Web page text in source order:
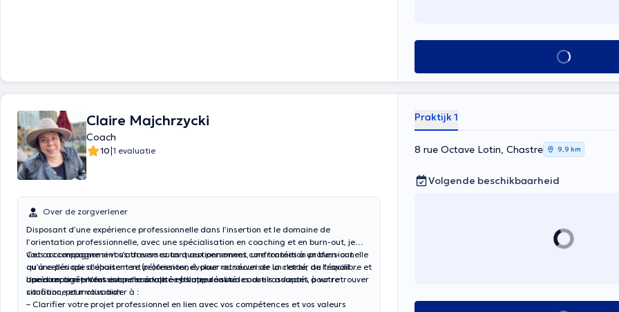
Alles zien
Claire Majchrzycki
Coach
10|1 evaluatie
Over de zorgverlener
Disposant d’une expérience professionnelle dans l’insertion et le domaine de
l’orientation professionnelle, avec une spécialisation en coaching et en burn-out, je
vous accompagne si vous traversez un questionnement, une transition professionnelle
ou une période d’épuisement professionnel, pour retrouver de la clarté, de l’équilibre et
une direction professionnelle adaptée à votre réalité.
Cet accompagnement s’adresse autant aux personnes confrontées à un burn-out
qu’à celles qui souhaitent se (ré)orienter, évoluer ou sécuriser un retour au travail
après un arrêt. Vous avancez à votre rythme, dans un cadre rassurant, pour retrouver
confiance et motivation.
L’accompagnement est personnalisé et s’appuie sur des outils adaptés à votre
situation, pour vous aider à :
– Clarifier votre projet professionnel en lien avec vos compétences et vos valeurs
Praktijk 1
8 rue Octave Lotin, Chastre 9,9 km
Volgende beschikbaarheid